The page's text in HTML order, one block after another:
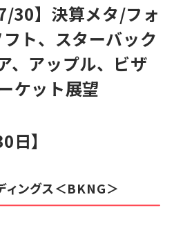
30】決算メタ/フォ
ト、スターバック
、アップル、ビザ
ケット展望
日】
ィングス＜BKNG＞